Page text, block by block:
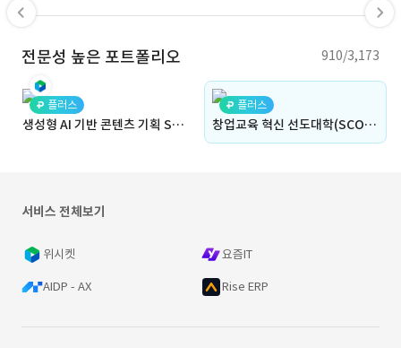
전문성 높은 포트폴리오 910/3,173
플러스
생성형 AI 기반 콘텐츠 기획 SaaS 툴 (유지보수, 생성형 AI, AI, 컨텐츠 제작, SaaS, 웹디자인, 반응형) | BPXG
플러스
창업교육 혁신 선도대학(SCOUT) 통합 플랫폼 구축
서비스 전체보기
위시켓 요즘IT
AIDP - AX Rise ERP